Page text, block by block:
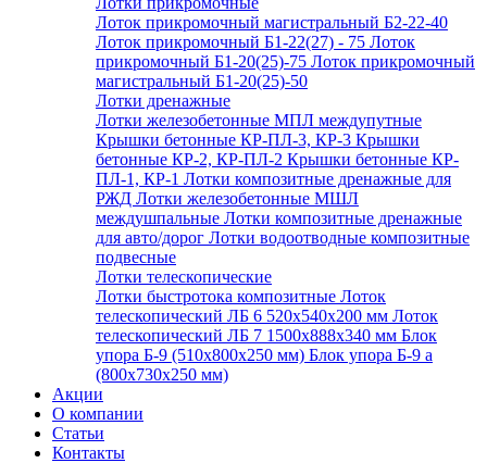
Лоток прикромочный магистральный Б2-22-40
Лоток прикромочный Б1-22(27) - 75 Лоток
прикромочный Б1-20(25)-75 Лоток прикромочный
магистральный Б1-20(25)-50
Лотки дренажные
Лотки железобетонные МПЛ междупутные
Крышки бетонные КР-ПЛ-3, КР-3 Крышки
бетонные КР-2, КР-ПЛ-2 Крышки бетонные КР-
ПЛ-1, КР-1 Лотки композитные дренажные для
РЖД Лотки железобетонные МШЛ
междушпальные Лотки композитные дренажные
для авто/дорог Лотки водоотводные композитные
подвесные
Лотки телескопические
Лотки быстротока композитные Лоток
телескопический ЛБ 6 520х540х200 мм Лоток
телескопический ЛБ 7 1500х888х340 мм Блок
упора Б-9 (510х800х250 мм) Блок упора Б-9 а
(800х730х250 мм)
Акции
О компании
Статьи
Контакты